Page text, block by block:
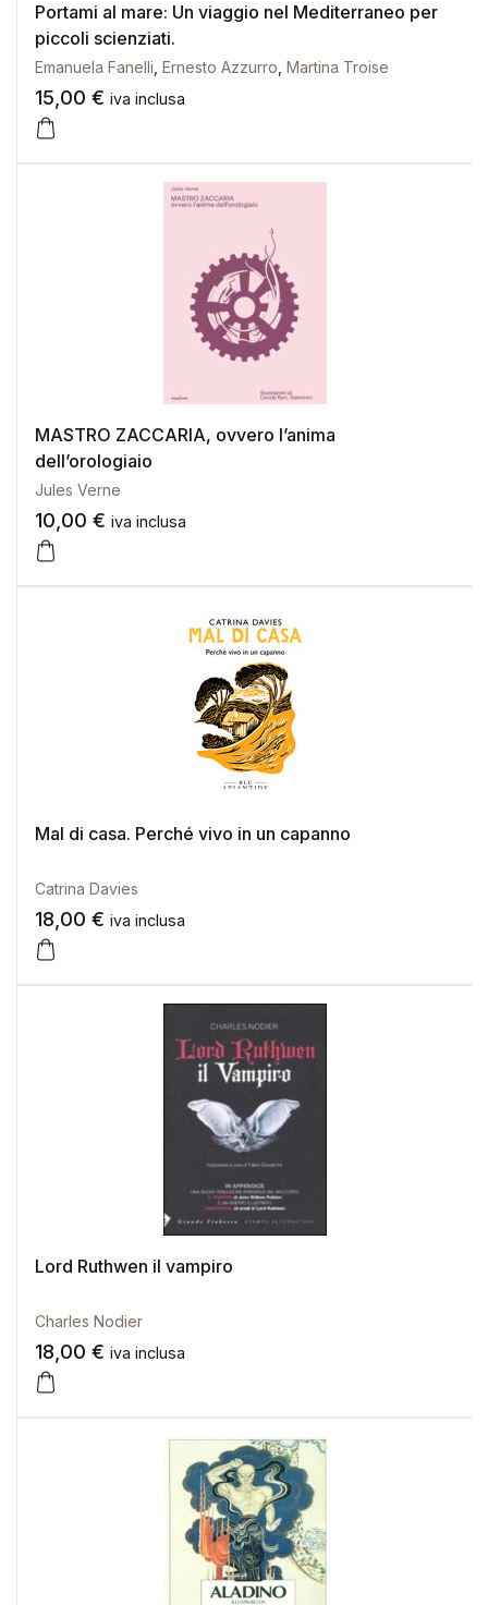
Portami al mare: Un viaggio nel Mediterraneo per
piccoli scienziati.
Emanuela Fanelli Ernesto Azzurro Martina Troise
15,00 € iva inclusa
MASTRO ZACCARIA, ovvero l’anima
dell’orologiaio
Jules Verne
10,00 € iva inclusa
Mal di casa. Perché vivo in un capanno
Catrina Davies
18,00 € iva inclusa
Lord Ruthwen il vampiro
Charles Nodier
18,00 € iva inclusa